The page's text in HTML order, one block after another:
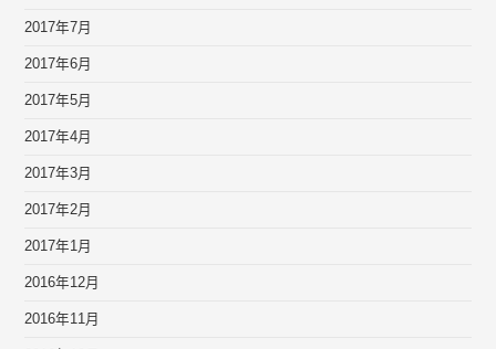
2017年7月
2017年6月
2017年5月
2017年4月
2017年3月
2017年2月
2017年1月
2016年12月
2016年11月